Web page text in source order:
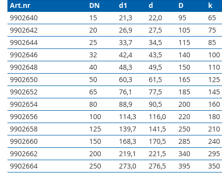
Art.nr DN d1 d D
k
9902640
15 21,3 22,0 95
65
9902642
20 26,9 27,5 105
75
9902644
25 33,7 34,5 115
85
9902646
32 42,4 43,5 140
100
9902648
40 48,3 49,5 150
110
9902650
50 60,3 61,5 165
125
9902652
65 76,1 77,5 185
145
9902654
80 88,9 90,5 200
160
9902656
100 114,3 116,0 220
180
9902658
125 139,7 141,5 250
210
9902660
150 168,3 170,5 285
240
9902662
200 219,1 221,5 340
295
9902664
250 273,0 276,5 395
350